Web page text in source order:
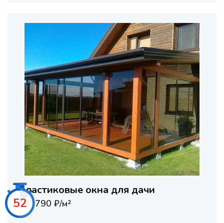
Пластиковые окна для дачи
от 4790 ₽/м²
50